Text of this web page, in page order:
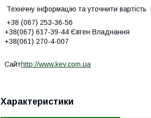
Технічну інформацію та уточнити
+38 (067) 253-36-56
+38(067) 617-39-44 Євген Владнання
+38(061) 270-4-007
Сайтhttp://www.kev.com.ua
Характеристики